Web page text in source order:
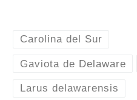
Carolina del Sur
Gaviota de Delaware
Larus delawarensis